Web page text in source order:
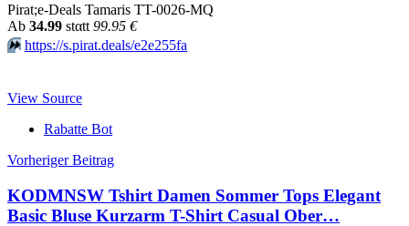
Pirat;e-Deals Tamaris TT-0026-MQ
Аb 34.99 stαtt 99.95 €
⏩️ https://s.pirat.deals/e2e255fa
View Source
Rabatte Bot
Beitragsnavigation
Vorheriger Beitrag
KODMNSW Tshirt Damen Sommer Tops Elegant
Basic Bluse Kurzarm T-Shirt Casual Ober…